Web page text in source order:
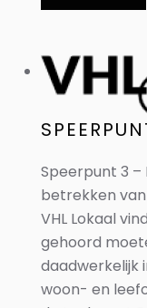
Speerpunt 3
betrekken
VHL Lokaal
gehoord
daadwerkelijk
woon- en